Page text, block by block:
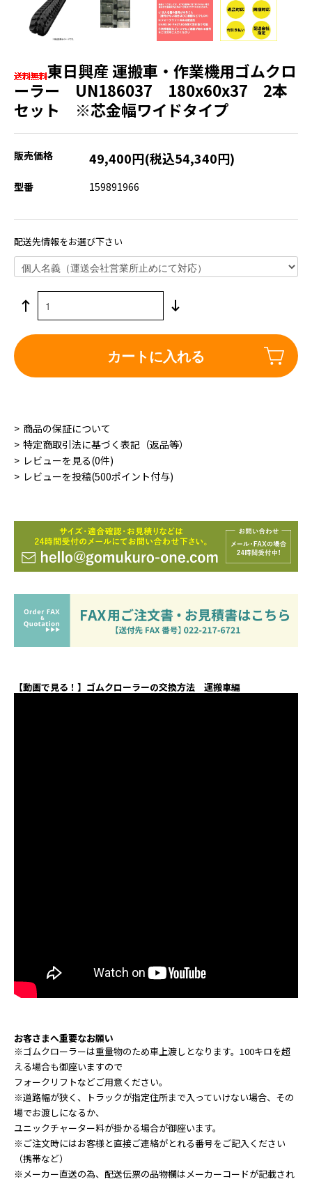
東日興産 運搬車・作業機用ゴムクロ
ーラー UN186037 180x60x37 2本
セット ※芯金幅ワイドタイプ
販売価格 49,400円(税込54,340円)
型番 159891966
配送先情報をお選び下さい
カートに入れる
商品の保証について
特定商取引法に基づく表記（返品等）
レビューを見る(0件)
レビューを投稿(500ポイント付与)
【動画で見る！】ゴムクローラーの交換方法 運搬車編
お客さまへ重要なお願い
※ゴムクローラーは重量物のため車上渡しとなります。100キロを超
える場合も御座いますので
フォークリフトなどご用意ください。
※道路幅が狭く、トラックが指定住所まで入っていけない場合、その
場でお渡しになるか、
ユニックチャーター料が掛かる場合が御座います。
※ご注文時にはお客様と直接ご連絡がとれる番号をご記入ください
（携帯など）
※メーカー直送の為、配送伝票の品物欄はメーカーコードが記載され